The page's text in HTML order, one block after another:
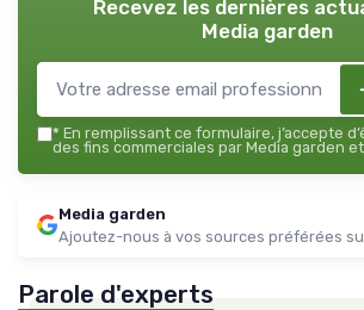
Recevez les dernières
Media garden
* En remplissant ce formulaire, j’accepte
des fins commerciales par Media garden
Media garden
Ajoutez-nous à vos sources préférées
Parole d'experts